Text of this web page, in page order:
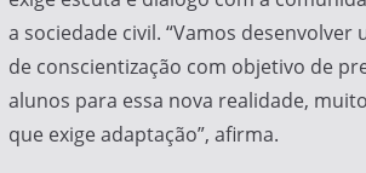
a sociedade civil. “Vamos
de conscientização com objetivo de
alunos para essa nova realidade,
que exige adaptação”, afirma.